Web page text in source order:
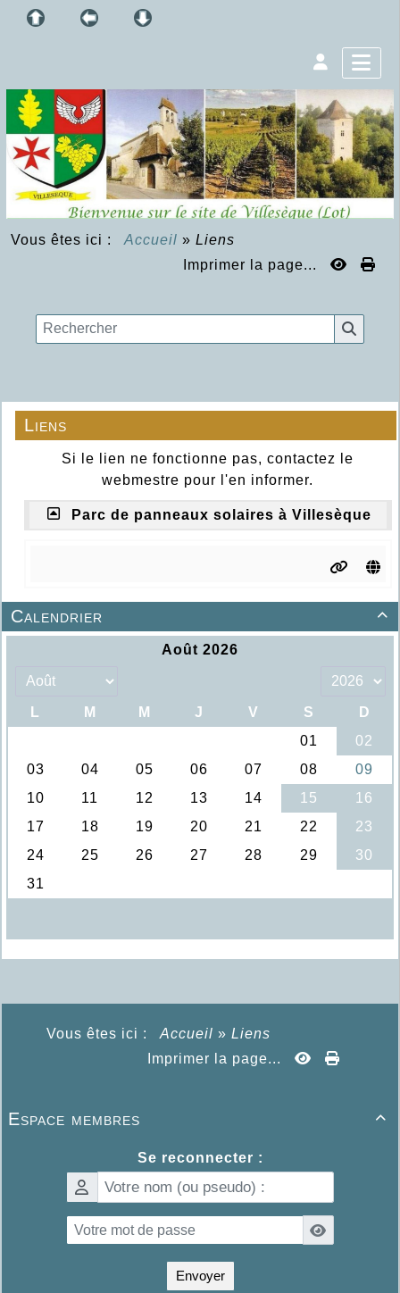
Vous êtes ici : Accueil » Liens
Imprimer la page...

Calendrier
Liens
Si le lien ne fonctionne pas, contactez le
webmestre pour l'en informer.
Parc de panneaux solaires à Villesèque
Vous êtes ici : Accueil » Liens
Imprimer la page...

Espace membres
Se reconnecter :
Envoyer